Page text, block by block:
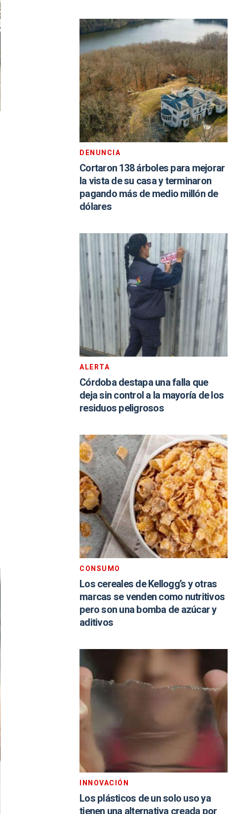
DENUNCIA
Cortaron 138 árboles para mejorar
la vista de su casa y terminaron
pagando más de medio millón de
dólares
ALERTA
Córdoba destapa una falla que
deja sin control a la mayoría de los
residuos peligrosos
CONSUMO
Los cereales de Kellogg’s y otras
marcas se venden como nutritivos
pero son una bomba de azúcar y
aditivos
INNOVACIÓN
Los plásticos de un solo uso ya